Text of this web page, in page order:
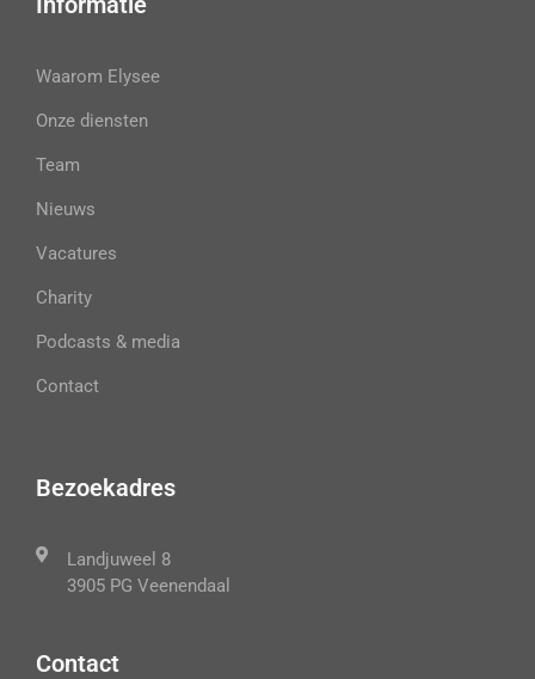
Waarom Elysee
Onze diensten
Team
Nieuws
Vacatures
Charity
Podcasts & media
Contact
Bezoekadres
Landjuweel 8
3905 PG Veenendaal
Contact